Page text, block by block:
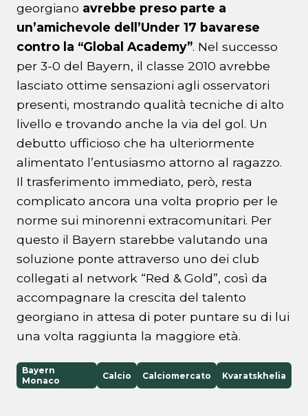
georgiano avrebbe preso parte a
un’amichevole dell’Under 17 bavarese
contro la “Global Academy”. Nel successo
per 3-0 del Bayern, il classe 2010 avrebbe
lasciato ottime sensazioni agli osservatori
presenti, mostrando qualità tecniche di alto
livello e trovando anche la via del gol. Un
debutto ufficioso che ha ulteriormente
alimentato l’entusiasmo attorno al ragazzo.
Il trasferimento immediato, però, resta
complicato ancora una volta proprio per le
norme sui minorenni extracomunitari. Per
questo il Bayern starebbe valutando una
soluzione ponte attraverso uno dei club
collegati al network “Red & Gold”, così da
accompagnare la crescita del talento
georgiano in attesa di poter puntare su di lui
una volta raggiunta la maggiore età.
Bayern
Monaco
Calcio Calciomercato Kvaratskhelia